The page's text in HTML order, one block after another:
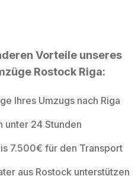
Vorteile unseres
Rostock Riga:
Ihres Umzugs nach Riga
unter 24 Stunden
7.500€ für den Transport
aus Rostock unterstützen